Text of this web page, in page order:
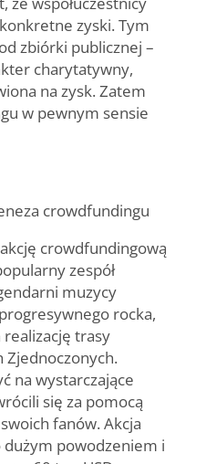
zyski. Tym
zbiórki publicznej –
charytatywny,
na zysk. Zatem
w pewnym sensie
crowdfundingu
crowdfundingową
zespół
muzycy
rocka,
trasy
Zjednoczonych.
na wystarczające
się za pomocą
fanów. Akcja
dużym powodzeniem i